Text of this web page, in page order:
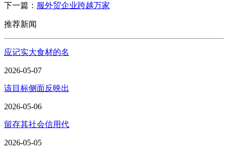
下一篇： 服外贸企业跨越万家
推荐新闻
应记实大食材的名
2026-05-07
该目标侧面反映出
2026-05-06
留存其社会信用代
2026-05-05